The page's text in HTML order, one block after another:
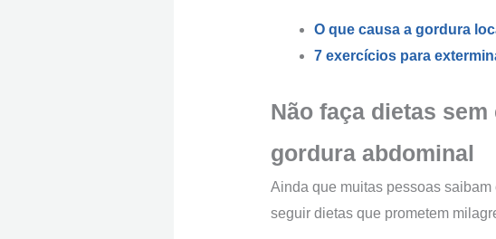
O que causa a gordura
7 exercícios para
Não faça dietas
gordura abdominal
Ainda que muitas pessoas
seguir dietas que prometem